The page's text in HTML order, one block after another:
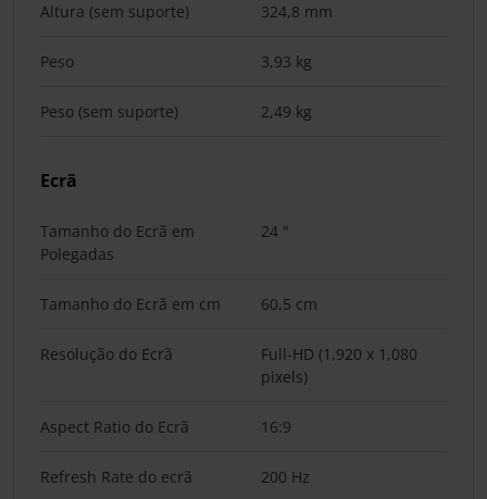
Altura (sem suporte) 324,8 mm
Peso 3,93 kg
Peso (sem suporte) 2,49 kg
Ecrã
Tamanho do Ecrã em
Polegadas
24 "
Tamanho do Ecrã em cm 60,5 cm
Resolução do Ecrã
Full-HD (1,920 x 1,080
pixels)
Aspect Ratio do Ecrã 16:9
Refresh Rate do ecrã 200 Hz